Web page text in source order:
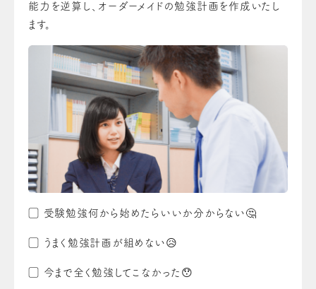
能力を逆算し、オーダーメイドの勉強計画を作成いたし
ます。
▢ 受験勉強何から始めたらいいか分からない🤔
▢ うまく勉強計画が組めない😥
▢ 今まで全く勉強してこなかった😯